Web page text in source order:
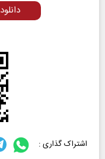
دانلود
اشتراک گذاری :